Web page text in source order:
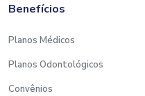
Benefícios
Planos Médicos
Planos Odontológicos
Convênios